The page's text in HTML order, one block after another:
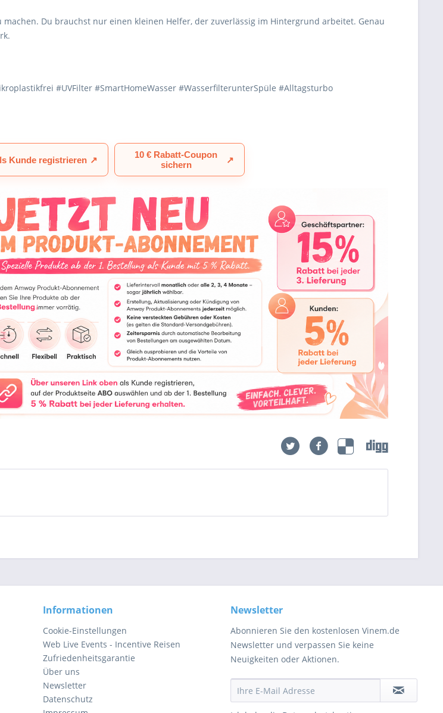
Du brauchst nur einen kleinen Helfer, der zuverlässig im Hintergrund arbeitet. Genau
#UVFilter #SmartHomeWasser #WasserfilterunterSpüle #Alltagsturbo
Kunde registrieren ↗
10 € Rabatt-Coupon
sichern
↗
Informationen
Cookie-Einstellungen
Web Live Events - Incentive Reisen
Zufriedenheitsgarantie
Über uns
Newsletter
Datenschutz
Newsletter
Abonnieren Sie den kostenlosen Vinem.de
Newsletter und verpassen Sie keine
Neuigkeiten oder Aktionen.